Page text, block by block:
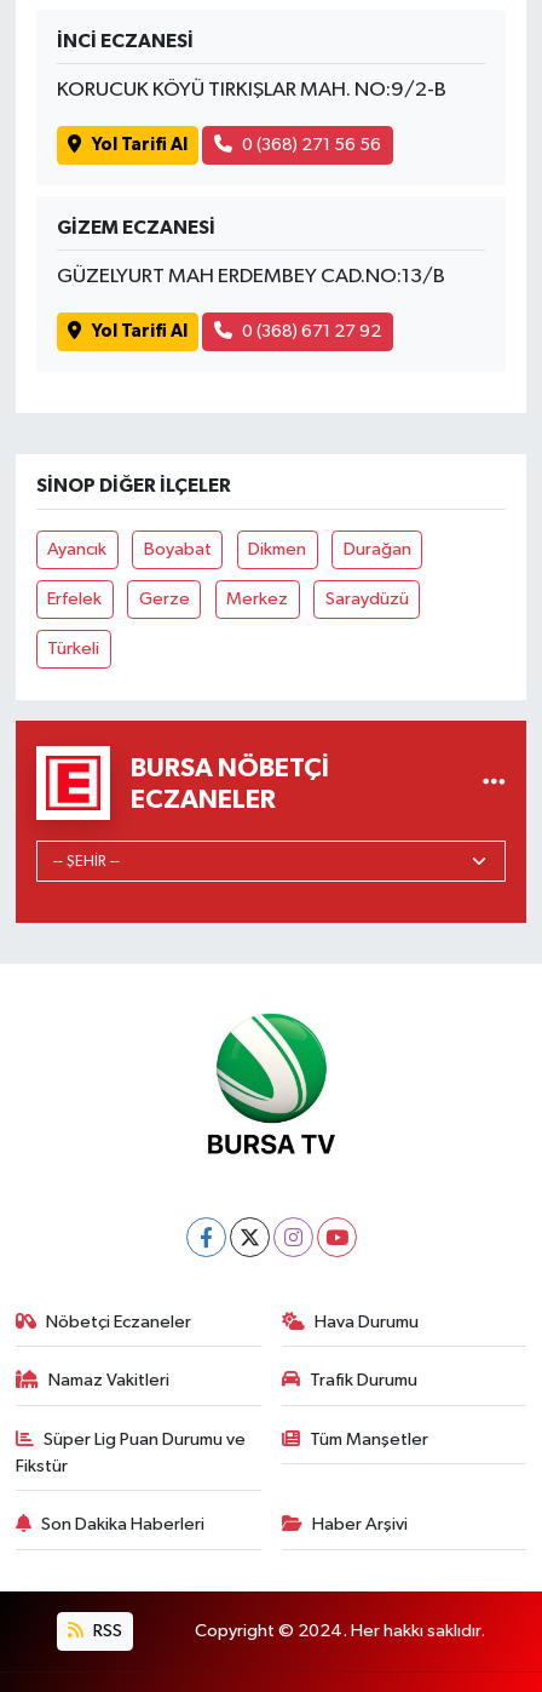
İNCİ ECZANESİ
KORUCUK KÖYÜ TIRKIŞLAR MAH. NO:9/2-B
Yol Tarifi Al 0 (368) 271 56 56
GİZEM ECZANESİ
GÜZELYURT MAH ERDEMBEY CAD.NO:13/B
Yol Tarifi Al 0 (368) 671 27 92
SINOP DIĞER İLÇELER
Ayancık Boyabat Dikmen Durağan
Erfelek Gerze Merkez Saraydüzü
Türkeli
BURSA NÖBETÇI
ECZANELER
Nöbetçi Eczaneler Hava Durumu
Namaz Vakitleri Trafik Durumu
Süper Lig Puan Durumu ve
Fikstür
Tüm Manşetler
Son Dakika Haberleri Haber Arşivi
RSS Copyright © 2024. Her hakkı saklıdır.